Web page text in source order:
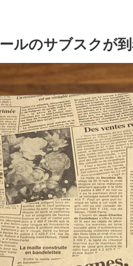
ルのサブスクが